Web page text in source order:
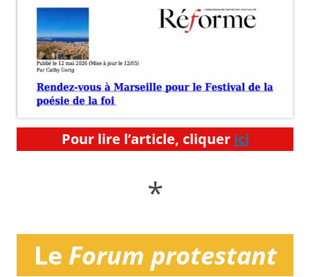
Pour lire l’article, cliquer ici
*
Le Forum protestant